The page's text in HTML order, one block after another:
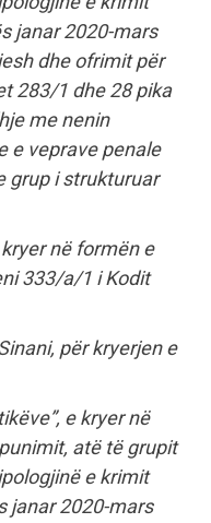
janar 2020-mars
dhe ofrimit për
283/1 dhe 28 pika
me nenin
e veprave penale
grup i strukturuar
në formën e
333/a/1 i Kodit
për kryerjen e
e kryer në
atë të grupit
e krimit
janar 2020-mars